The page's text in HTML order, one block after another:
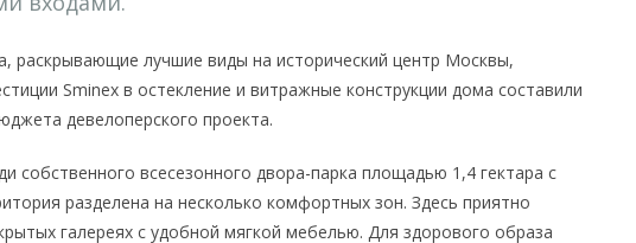
раскрывающие лучшие виды на исторический центр Москвы,
Sminex в остекление и витражные конструкции дома составили
девелоперского проекта.
собственного всесезонного двора-парка площадью 1,4 гектара с
разделена на несколько комфортных зон. Здесь приятно
галереях с удобной мягкой мебелью. Для здорового образа